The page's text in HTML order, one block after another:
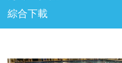
綜合下載